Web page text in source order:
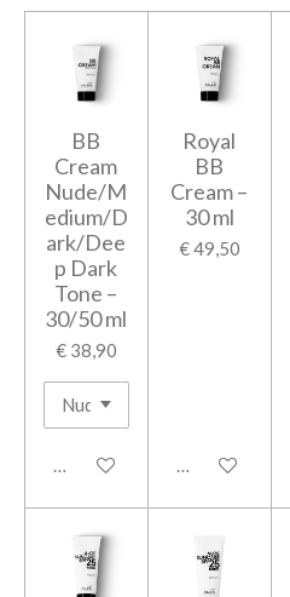
BB
Cream
Nude/M
edium/D
ark/Dee
p Dark
Tone –
30/50 ml
€ 38,90
In winkelwagen
Royal
BB
Cream –
30 ml
€ 49,50
In winkelwagen